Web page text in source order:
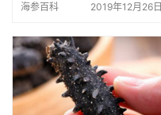
海参百科 2019年12月26日